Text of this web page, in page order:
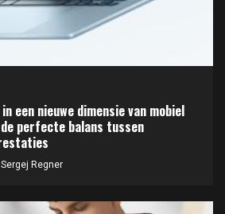
een nieuwe dimensie van mobiel
perfecte balans tussen
Sergej Regner